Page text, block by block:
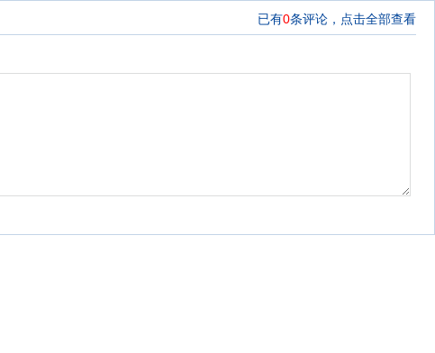
已有0条评论， 点击全部查看